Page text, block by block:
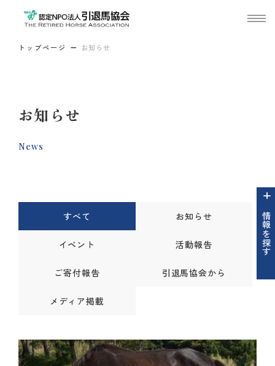
トップページ お知らせ
お知らせ
News
情報を探す
すべて お知らせ
イベント 活動報告
ご寄付報告 引退馬協会から
メディア掲載